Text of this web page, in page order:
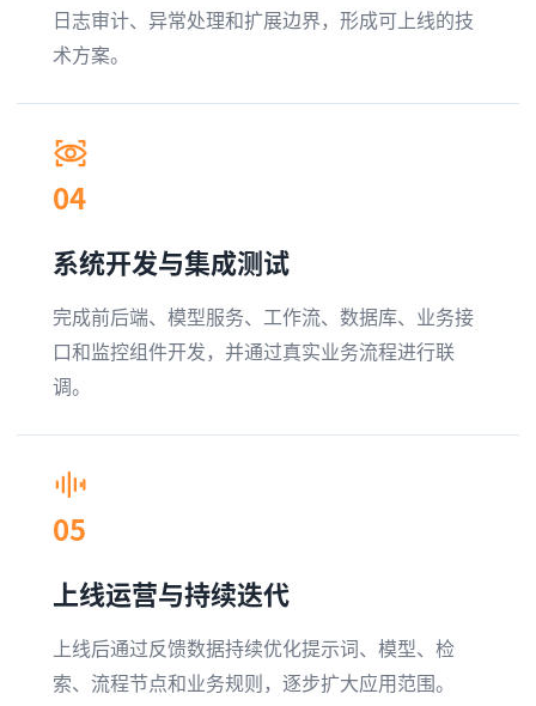
日志审计、异常处理和扩展边界，形成可上线的技
术方案。
04
系统开发与集成测试
完成前后端、模型服务、工作流、数据库、业务接
口和监控组件开发，并通过真实业务流程进行联
调。
05
上线运营与持续迭代
上线后通过反馈数据持续优化提示词、模型、检
索、流程节点和业务规则，逐步扩大应用范围。